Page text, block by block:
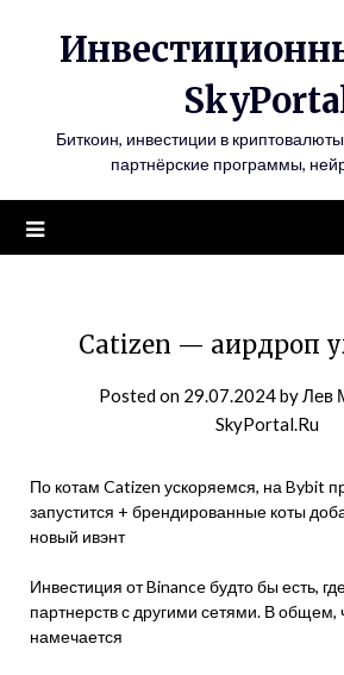
Биткоин, инвестиции в
партнёрские программы,
Catizen — аирдроп
Posted on 29.07.2024byЛев
SkyPortal.Ru
По котам Catizen ускоряемся, на Bybit
запустится + брендированные коты
новый ивэнт
Инвестиция от Binance будто бы есть,
партнерств с другими сетями. В общем,
намечается